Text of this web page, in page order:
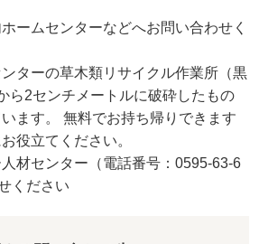
ームセンターなどへお問い合わせく
ターの草木類リサイクル作業所（黒
ら2センチメートルに破砕したもの
ます。 無料でお持ち帰りできます
役立てください。
材センター（電話番号：0595-63-6
ください